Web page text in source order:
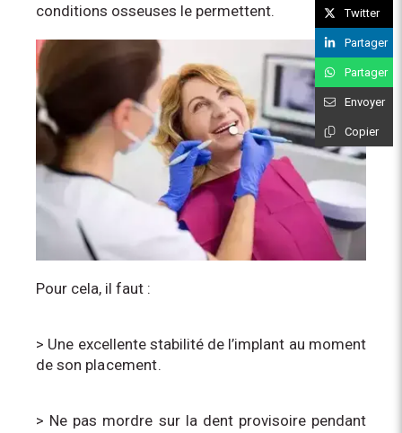
conditions osseuses le permettent.
Pour cela, il faut :
> Une excellente stabilité de l’implant au moment
de son placement.
> Ne pas mordre sur la dent provisoire pendant
Twitter
Partager
Partager
Envoyer
Copier